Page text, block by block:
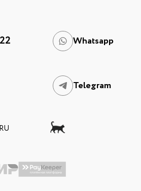
Whatsapp
Telegram